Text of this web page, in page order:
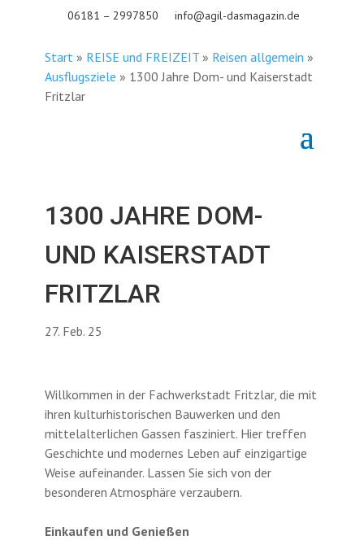
06181 – 2997850 info@agil-dasmagazin.de
Start» REISE und FREIZEIT» Reisen allgemein »
Ausflugsziele » 1300 Jahre Dom- und Kaiserstadt
Fritzlar
1300 JAHRE DOM-
UND KAISERSTADT
FRITZLAR
27. Feb. 25
Willkommen in der Fachwerkstadt Fritzlar, die mit
ihren kulturhistorischen Bauwerken und den
mittelalterlichen Gassen fasziniert. Hier treffen
Geschichte und modernes Leben auf einzigartige
Weise aufeinander. Lassen Sie sich von der
besonderen Atmosphäre verzaubern.
Einkaufen und Genießen